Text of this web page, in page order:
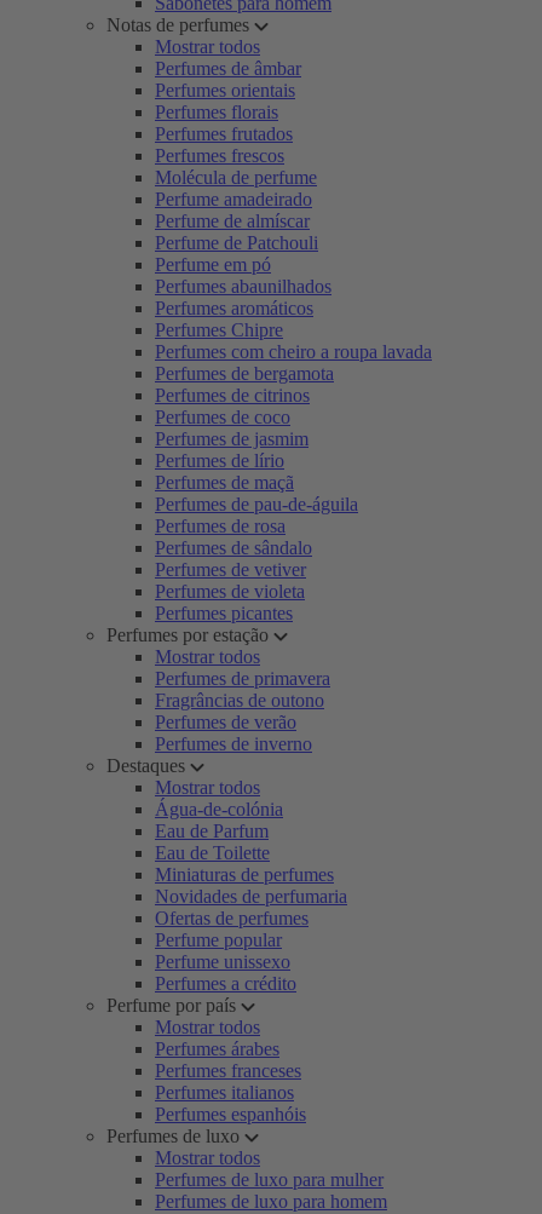
Notas de perfumes
Mostrar todos
Perfumes de âmbar
Perfumes orientais
Perfumes florais
Perfumes frutados
Perfumes frescos
Molécula de perfume
Perfume amadeirado
Perfume de almíscar
Perfume de Patchouli
Perfume em pó
Perfumes abaunilhados
Perfumes aromáticos
Perfumes Chipre
Perfumes com cheiro a roupa lavada
Perfumes de bergamota
Perfumes de citrinos
Perfumes de coco
Perfumes de jasmim
Perfumes de lírio
Perfumes de maçã
Perfumes de pau-de-águila
Perfumes de rosa
Perfumes de sândalo
Perfumes de vetiver
Perfumes de violeta
Perfumes picantes
Perfumes por estação
Mostrar todos
Perfumes de primavera
Fragrâncias de outono
Perfumes de verão
Perfumes de inverno
Destaques
Mostrar todos
Água-de-colónia
Eau de Parfum
Eau de Toilette
Miniaturas de perfumes
Novidades de perfumaria
Ofertas de perfumes
Perfume popular
Perfume unissexo
Perfumes a crédito
Perfume por país
Mostrar todos
Perfumes árabes
Perfumes franceses
Perfumes italianos
Perfumes espanhóis
Perfumes de luxo
Mostrar todos
Perfumes de luxo para mulher
Perfumes de luxo para homem